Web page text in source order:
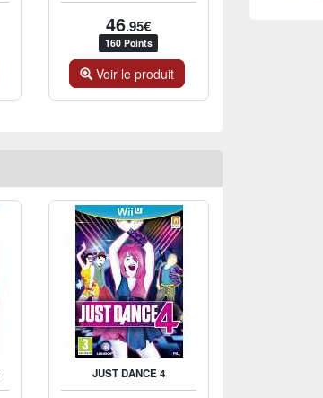
46.95€
160 Points
Voir le produit
JUST DANCE 4